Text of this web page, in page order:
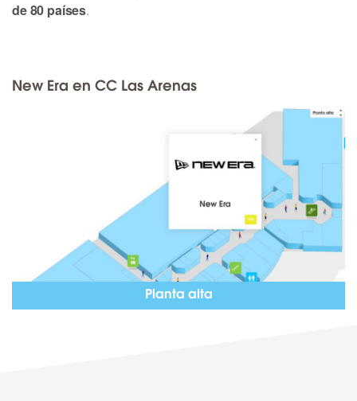
de 80 países.
New Era en CC Las Arenas
Planta alta